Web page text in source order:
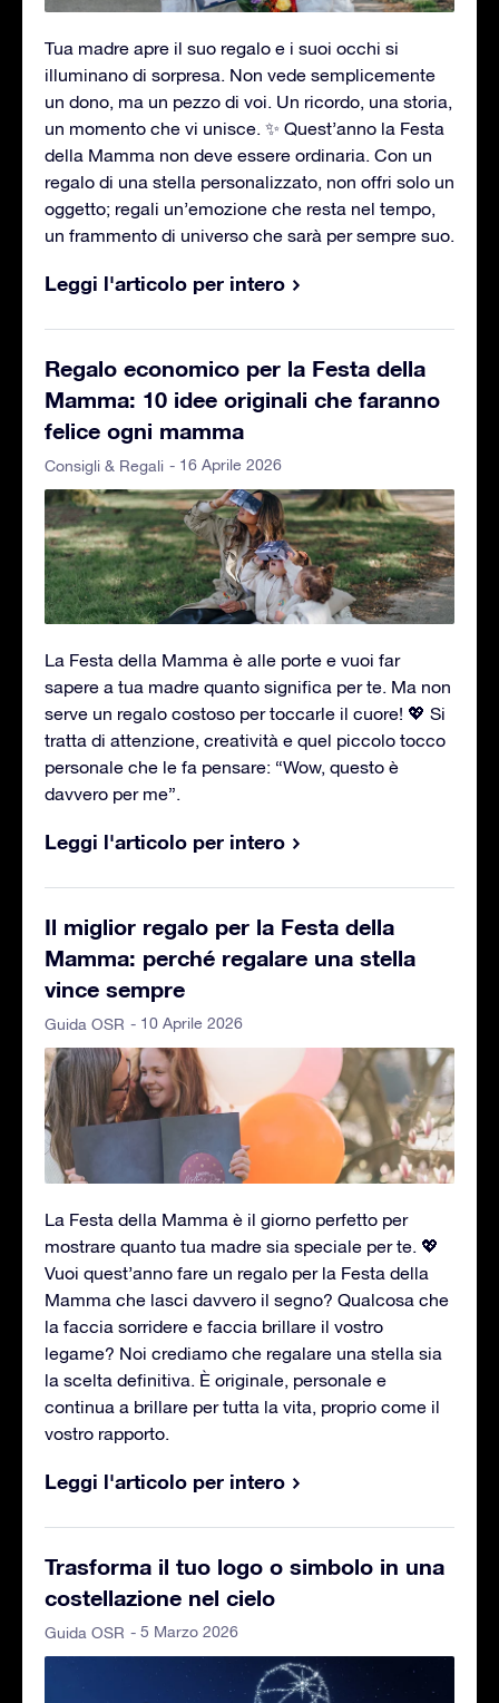
Tua madre apre il suo regalo e i suoi occhi si
illuminano di sorpresa. Non vede semplicemente
un dono, ma un pezzo di voi. Un ricordo, una storia,
un momento che vi unisce. ✨ Quest’anno la Festa
della Mamma non deve essere ordinaria. Con un
regalo di una stella personalizzato, non offri solo un
oggetto; regali un’emozione che resta nel tempo,
un frammento di universo che sarà per sempre suo.
Leggi l'articolo per intero
Regalo economico per la Festa della
Mamma: 10 idee originali che faranno
felice ogni mamma
Consigli & Regali - 16 Aprile 2026
La Festa della Mamma è alle porte e vuoi far
sapere a tua madre quanto significa per te. Ma non
serve un regalo costoso per toccarle il cuore! 💖 Si
tratta di attenzione, creatività e quel piccolo tocco
personale che le fa pensare: “Wow, questo è
davvero per me”.
Leggi l'articolo per intero
Il miglior regalo per la Festa della
Mamma: perché regalare una stella
vince sempre
Guida OSR - 10 Aprile 2026
La Festa della Mamma è il giorno perfetto per
mostrare quanto tua madre sia speciale per te. 💖
Vuoi quest’anno fare un regalo per la Festa della
Mamma che lasci davvero il segno? Qualcosa che
la faccia sorridere e faccia brillare il vostro
legame? Noi crediamo che regalare una stella sia
la scelta definitiva. È originale, personale e
continua a brillare per tutta la vita, proprio come il
vostro rapporto.
Leggi l'articolo per intero
Trasforma il tuo logo o simbolo in una
costellazione nel cielo
Guida OSR - 5 Marzo 2026